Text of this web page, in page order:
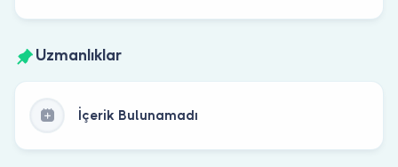
Uzmanlıklar
İçerik Bulunamadı